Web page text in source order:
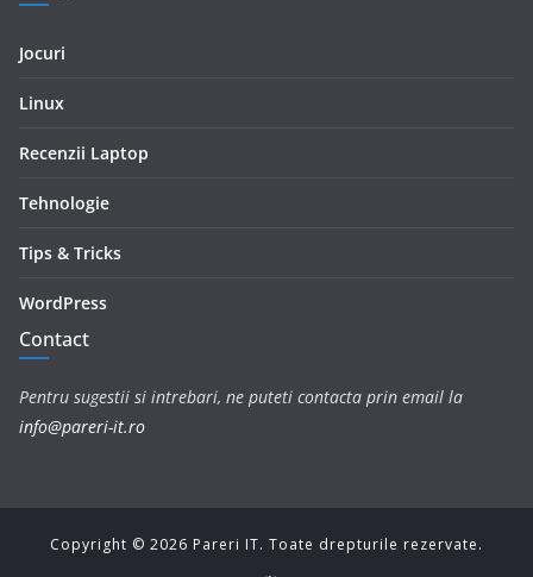
Jocuri
Linux
Recenzii Laptop
Tehnologie
Tips & Tricks
WordPress
Contact
Pentru sugestii si intrebari, ne puteti contacta prin email la
info@pareri-it.ro
Copyright © 2026 Pareri IT. Toate drepturile rezervate.